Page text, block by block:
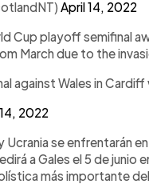
April 14, 2022
Cup playoff semifinal
March due to the
against Wales in Cardiff
2022
se enfrentarán
a Gales el 5 de junio
más importante